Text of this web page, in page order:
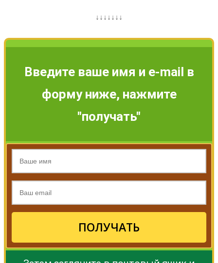
↓↓↓↓↓↓↓
Введите ваше имя и e-mail в
форму ниже, нажмите
"получать"
ПОЛУЧАТЬ